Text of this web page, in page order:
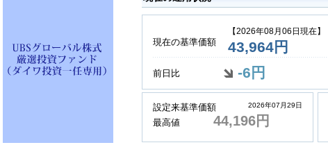
現在の基準価額
【2026年08月06日現在】
43,964円
前日比 -6円
設定来基準価額
最高値
2026年07月29日
44,196円